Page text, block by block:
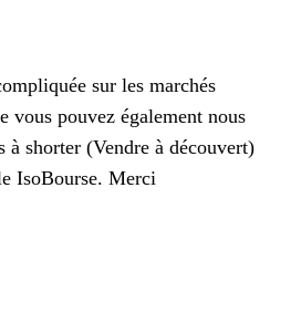
sur les marchés
vous pouvez également nous
à shorter (Vendre à découvert)
IsoBourse. Merci